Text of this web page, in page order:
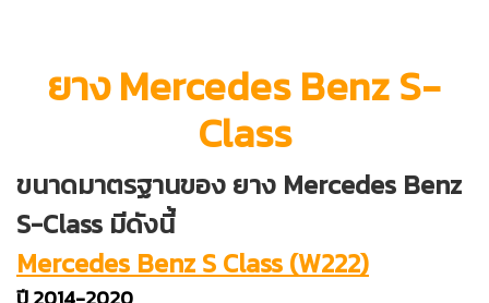
ยาง Mercedes Benz S-
Class
ขนาดมาตรฐานของ ยาง Mercedes Benz
S-Class มีดังนี้
Mercedes Benz S Class (W222)